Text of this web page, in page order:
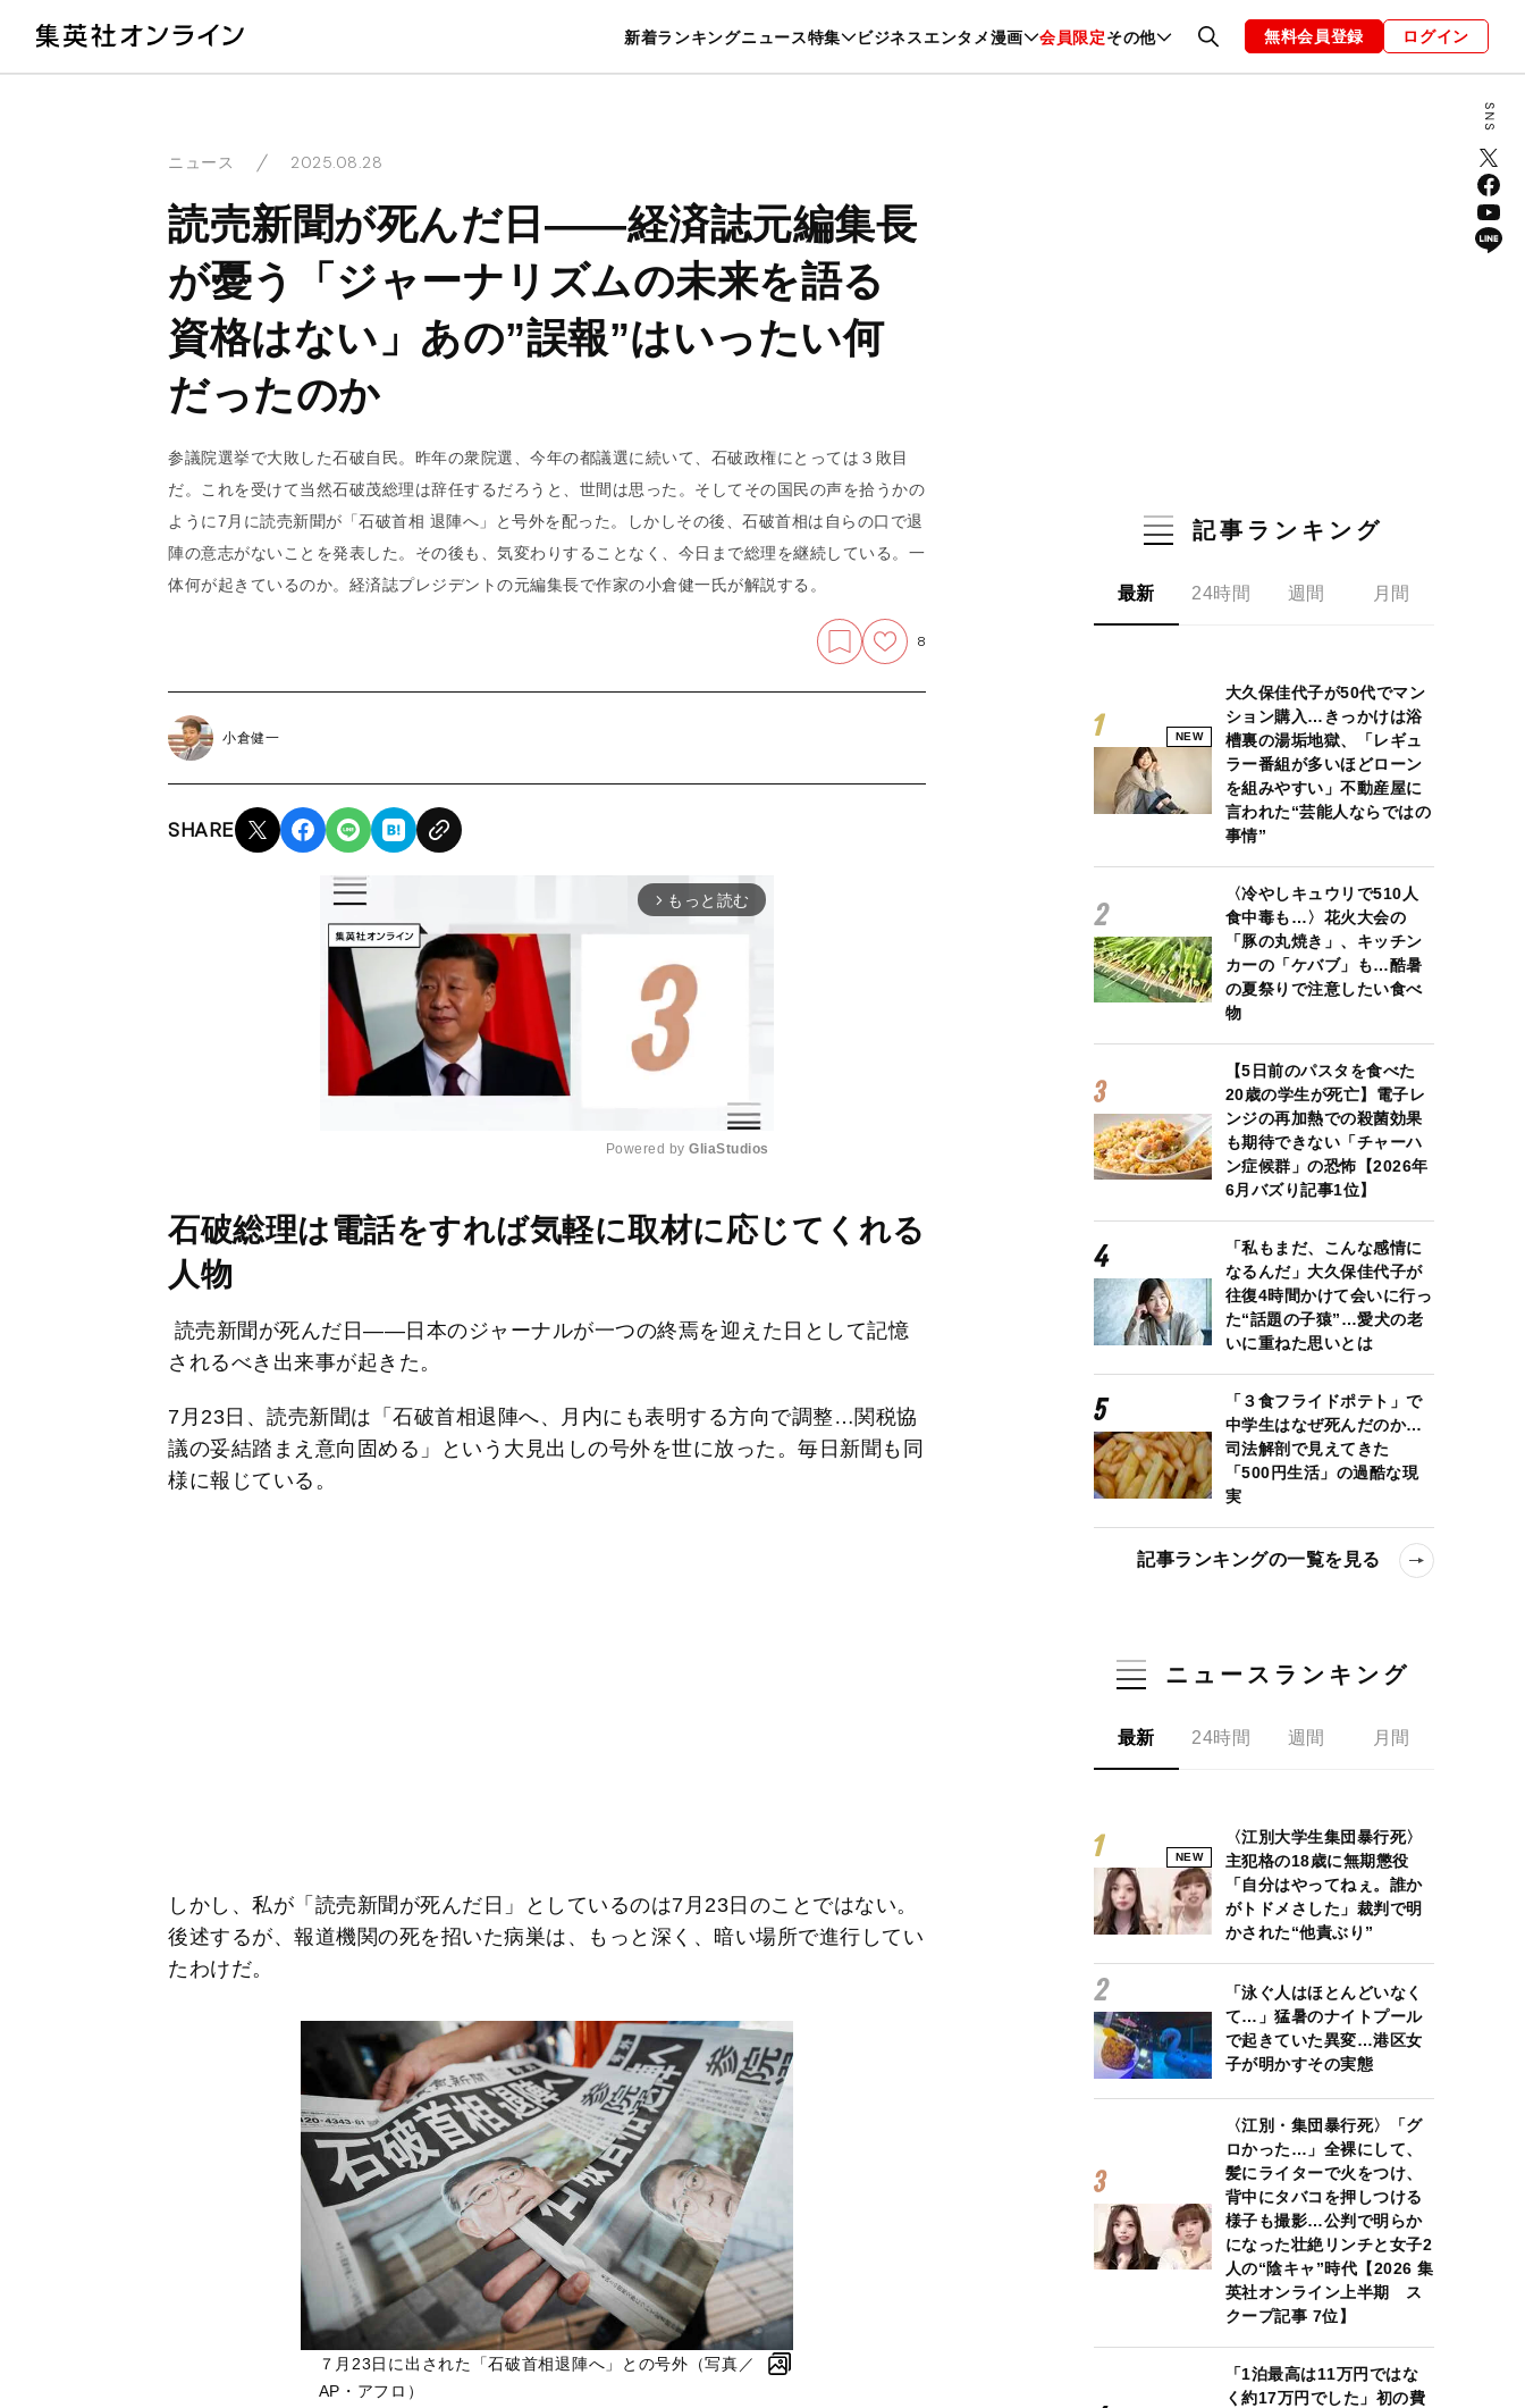
新着ランキングニュース特集 ビジネスエンタメ漫画 会員限定その他
暮らし スポーツ ヘルスケア 美容 グルメ ファッション 恋愛・結婚 編集部 お知らせ
無料会員登録 ログイン
ニュース 2025.08.28
読売新聞が死んだ日――経済誌元編集長
が憂う「ジャーナリズムの未来を語る
資格はない」あの”誤報”はいったい何
だったのか
参議院選挙で大敗した石破自民。昨年の衆院選、今年の都議選に続いて、石破政権にとっては３敗目
だ。これを受けて当然石破茂総理は辞任するだろうと、世間は思った。そしてその国民の声を拾うかの
ように7月に読売新聞が「石破首相 退陣へ」と号外を配った。しかしその後、石破首相は自らの口で退
陣の意志がないことを発表した。その後も、気変わりすることなく、今日まで総理を継続している。一
体何が起きているのか。経済誌プレジデントの元編集長で作家の小倉健一氏が解説する。
8
小倉健一
SHARE
arrow_forward_ios もっと読む
M
u
Powered by GliaStudios
石破総理は電話をすれば気軽に取材に応じてくれる
人物
読売新聞が死んだ日――日本のジャーナルが一つの終焉を迎えた日として記憶
されるべき出来事が起きた。
7月23日、読売新聞は「石破首相退陣へ、月内にも表明する方向で調整…関税協
議の妥結踏まえ意向固める」という大見出しの号外を世に放った。毎日新聞も同
様に報じている。
しかし、私が「読売新聞が死んだ日」としているのは7月23日のことではない。
後述するが、報道機関の死を招いた病巣は、もっと深く、暗い場所で進行してい
たわけだ。
７月23日に出された「石破首相退陣へ」との号外（写真／
AP・アフロ）
記事ランキング
最新 24時間 週間 月間
NEW
大久保佳代子が50代でマン
ション購入…きっかけは浴
槽裏の湯垢地獄、「レギュ
ラー番組が多いほどローン
を組みやすい」不動産屋に
言われた“芸能人ならではの
事情”
〈冷やしキュウリで510人
食中毒も…〉花火大会の
「豚の丸焼き」、キッチン
カーの「ケバブ」も…酷暑
の夏祭りで注意したい食べ
物
【5日前のパスタを食べた
20歳の学生が死亡】電子レ
ンジの再加熱での殺菌効果
も期待できない「チャーハ
ン症候群」の恐怖【2026年
6月バズり記事1位】
「私もまだ、こんな感情に
なるんだ」大久保佳代子が
往復4時間かけて会いに行っ
た“話題の子猿”…愛犬の老
いに重ねた思いとは
「３食フライドポテト」で
中学生はなぜ死んだのか…
司法解剖で見えてきた
「500円生活」の過酷な現
実
記事ランキングの一覧を見る
ニュースランキング
最新 24時間 週間 月間
NEW
〈江別大学生集団暴行死〉
主犯格の18歳に無期懲役
「自分はやってねぇ。誰か
がトドメさした」裁判で明
かされた“他責ぶり”
「泳ぐ人はほとんどいなく
て…」猛暑のナイトプール
で起きていた異変…港区女
子が明かすその実態
〈江別・集団暴行死〉「グ
ロかった…」全裸にして、
髪にライターで火をつけ、
背中にタバコを押しつける
様子も撮影…公判で明らか
になった壮絶リンチと女子2
人の“陰キャ”時代【2026 集
英社オンライン上半期 ス
クープ記事 7位】
「1泊最高は11万円ではな
く約17万円でした」初の費